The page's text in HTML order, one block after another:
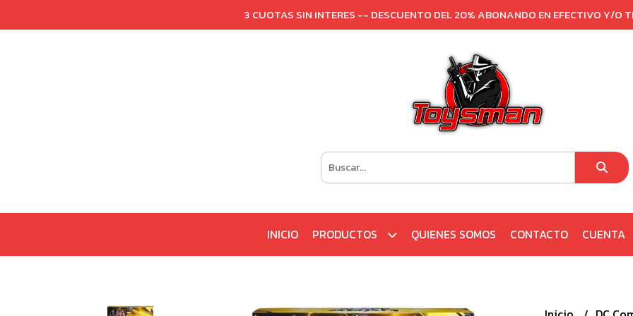
3 CUOTAS SIN INTERES -- DESCUENTO DEL 20% ABONANDO EN EFECTIVO Y/O
INICIO PRODUCTOS QUIENES SOMOS CONTACTO CUENTA